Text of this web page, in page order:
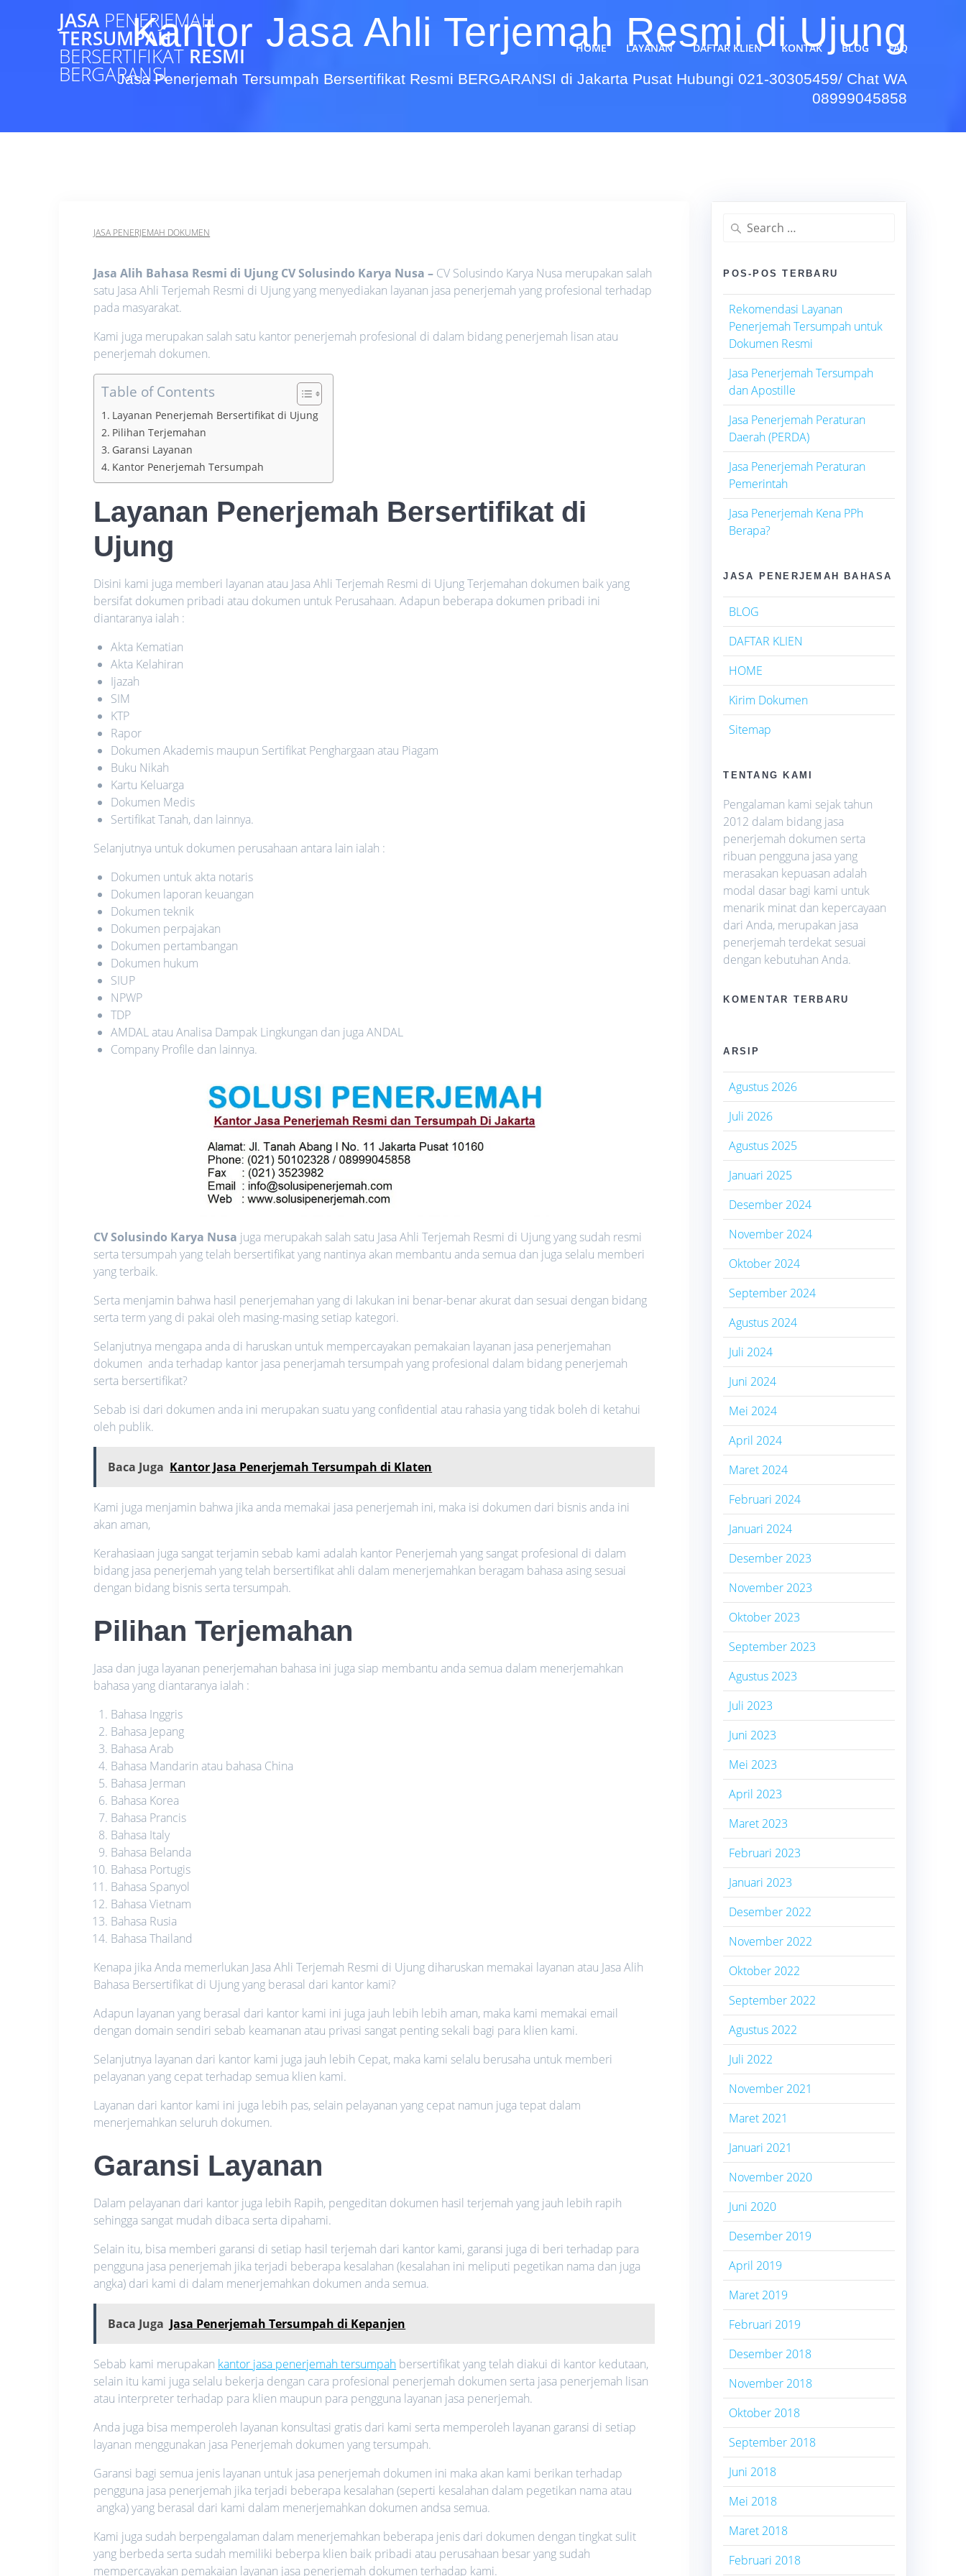
JASA PENERJEMAH
TERSUMPAH
BERSERTIFIKAT RESMI
BERGARANSI
HOME LAYANAN DAFTAR KLIEN KONTAK BLOG FAQ
Kantor Jasa Ahli Terjemah Resmi di Ujung
Jasa Penerjemah Tersumpah Bersertifikat Resmi BERGARANSI di Jakarta Pusat Hubungi 021-30305459/ Chat WA
08999045858
JASA PENERJEMAH DOKUMEN
Jasa Alih Bahasa Resmi di Ujung CV Solusindo Karya Nusa – CV Solusindo Karya Nusa merupakan salah
satu Jasa Ahli Terjemah Resmi di Ujung yang menyediakan layanan jasa penerjemah yang profesional terhadap
pada masyarakat.
Kami juga merupakan salah satu kantor penerjemah profesional di dalam bidang penerjemah lisan atau
penerjemah dokumen.
Table of Contents
Layanan Penerjemah Bersertifikat di Ujung
Pilihan Terjemahan
Garansi Layanan
Kantor Penerjemah Tersumpah
Layanan Penerjemah Bersertifikat di
Ujung
Disini kami juga memberi layanan atau Jasa Ahli Terjemah Resmi di Ujung Terjemahan dokumen baik yang
bersifat dokumen pribadi atau dokumen untuk Perusahaan. Adapun beberapa dokumen pribadi ini
diantaranya ialah :
Akta Kematian
Akta Kelahiran
Ijazah
SIM
KTP
Rapor
Dokumen Akademis maupun Sertifikat Penghargaan atau Piagam
Buku Nikah
Kartu Keluarga
Dokumen Medis
Sertifikat Tanah, dan lainnya.
Selanjutnya untuk dokumen perusahaan antara lain ialah :
Dokumen untuk akta notaris
Dokumen laporan keuangan
Dokumen teknik
Dokumen perpajakan
Dokumen pertambangan
Dokumen hukum
SIUP
NPWP
TDP
AMDAL atau Analisa Dampak Lingkungan dan juga ANDAL
Company Profile dan lainnya.
CV Solusindo Karya Nusa juga merupakah salah satu Jasa Ahli Terjemah Resmi di Ujung yang sudah resmi
serta tersumpah yang telah bersertifikat yang nantinya akan membantu anda semua dan juga selalu memberi
yang terbaik.
Serta menjamin bahwa hasil penerjemahan yang di lakukan ini benar-benar akurat dan sesuai dengan bidang
serta term yang di pakai oleh masing-masing setiap kategori.
Selanjutnya mengapa anda di haruskan untuk mempercayakan pemakaian layanan jasa penerjemahan
dokumen anda terhadap kantor jasa penerjamah tersumpah yang profesional dalam bidang penerjemah
serta bersertifikat?
Sebab isi dari dokumen anda ini merupakan suatu yang confidential atau rahasia yang tidak boleh di ketahui
oleh publik.
Baca Juga Kantor Jasa Penerjemah Tersumpah di Klaten
Kami juga menjamin bahwa jika anda memakai jasa penerjemah ini, maka isi dokumen dari bisnis anda ini
akan aman,
Kerahasiaan juga sangat terjamin sebab kami adalah kantor Penerjemah yang sangat profesional di dalam
bidang jasa penerjemah yang telah bersertifikat ahli dalam menerjemahkan beragam bahasa asing sesuai
dengan bidang bisnis serta tersumpah.
Pilihan Terjemahan
Jasa dan juga layanan penerjemahan bahasa ini juga siap membantu anda semua dalam menerjemahkan
bahasa yang diantaranya ialah :
Bahasa Inggris
Bahasa Jepang
Bahasa Arab
Bahasa Mandarin atau bahasa China
Bahasa Jerman
Bahasa Korea
Bahasa Prancis
Bahasa Italy
Bahasa Belanda
Bahasa Portugis
Bahasa Spanyol
Bahasa Vietnam
Bahasa Rusia
Bahasa Thailand
Kenapa jika Anda memerlukan Jasa Ahli Terjemah Resmi di Ujung diharuskan memakai layanan atau Jasa Alih
Bahasa Bersertifikat di Ujung yang berasal dari kantor kami?
Adapun layanan yang berasal dari kantor kami ini juga jauh lebih lebih aman, maka kami memakai email
dengan domain sendiri sebab keamanan atau privasi sangat penting sekali bagi para klien kami.
Selanjutnya layanan dari kantor kami juga jauh lebih Cepat, maka kami selalu berusaha untuk memberi
pelayanan yang cepat terhadap semua klien kami.
Layanan dari kantor kami ini juga lebih pas, selain pelayanan yang cepat namun juga tepat dalam
menerjemahkan seluruh dokumen.
Garansi Layanan
Dalam pelayanan dari kantor juga lebih Rapih, pengeditan dokumen hasil terjemah yang jauh lebih rapih
sehingga sangat mudah dibaca serta dipahami.
Selain itu, bisa memberi garansi di setiap hasil terjemah dari kantor kami, garansi juga di beri terhadap para
pengguna jasa penerjemah jika terjadi beberapa kesalahan (kesalahan ini meliputi pegetikan nama dan juga
angka) dari kami di dalam menerjemahkan dokumen anda semua.
Baca Juga Jasa Penerjemah Tersumpah di Kepanjen
Sebab kami merupakan kantor jasa penerjemah tersumpah bersertifikat yang telah diakui di kantor kedutaan,
selain itu kami juga selalu bekerja dengan cara profesional penerjemah dokumen serta jasa penerjemah lisan
atau interpreter terhadap para klien maupun para pengguna layanan jasa penerjemah.
Anda juga bisa memperoleh layanan konsultasi gratis dari kami serta memperoleh layanan garansi di setiap
layanan menggunakan jasa Penerjemah dokumen yang tersumpah.
Garansi bagi semua jenis layanan untuk jasa penerjemah dokumen ini maka akan kami berikan terhadap
pengguna jasa penerjemah jika terjadi beberapa kesalahan (seperti kesalahan dalam pegetikan nama atau
angka) yang berasal dari kami dalam menerjemahkan dokumen andsa semua.
Kami juga sudah berpengalaman dalam menerjemahkan beberapa jenis dari dokumen dengan tingkat sulit
yang berbeda serta sudah memiliki beberpa klien baik pribadi atau perusahaan besar yang sudah
mempercayakan pemakaian layanan jasa penerjemah dokumen terhadap kami.
Search
for:
POS-POS TERBARU
Rekomendasi Layanan
Penerjemah Tersumpah untuk
Dokumen Resmi
Jasa Penerjemah Tersumpah
dan Apostille
Jasa Penerjemah Peraturan
Daerah (PERDA)
Jasa Penerjemah Peraturan
Pemerintah
Jasa Penerjemah Kena PPh
Berapa?
JASA PENERJEMAH BAHASA
BLOG
DAFTAR KLIEN
HOME
Kirim Dokumen
Sitemap
TENTANG KAMI
Pengalaman kami sejak tahun
2012 dalam bidang jasa
penerjemah dokumen serta
ribuan pengguna jasa yang
merasakan kepuasan adalah
modal dasar bagi kami untuk
menarik minat dan kepercayaan
dari Anda, merupakan jasa
penerjemah terdekat sesuai
dengan kebutuhan Anda.
KOMENTAR TERBARU
ARSIP
Agustus 2026
Juli 2026
Agustus 2025
Januari 2025
Desember 2024
November 2024
Oktober 2024
September 2024
Agustus 2024
Juli 2024
Juni 2024
Mei 2024
April 2024
Maret 2024
Februari 2024
Januari 2024
Desember 2023
November 2023
Oktober 2023
September 2023
Agustus 2023
Juli 2023
Juni 2023
Mei 2023
April 2023
Maret 2023
Februari 2023
Januari 2023
Desember 2022
November 2022
Oktober 2022
September 2022
Agustus 2022
Juli 2022
November 2021
Maret 2021
Januari 2021
November 2020
Juni 2020
Desember 2019
April 2019
Maret 2019
Februari 2019
Desember 2018
November 2018
Oktober 2018
September 2018
Juni 2018
Mei 2018
Maret 2018
Februari 2018